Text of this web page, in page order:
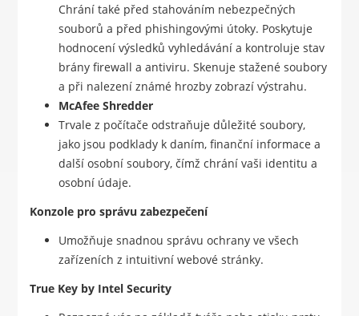
Chrání také před stahováním nebezpečných
souborů a před phishingovými útoky. Poskytuje
hodnocení výsledků vyhledávání a kontroluje stav
brány firewall a antiviru. Skenuje stažené soubory
a při nalezení známé hrozby zobrazí výstrahu.
McAfee Shredder
Trvale z počítače odstraňuje důležité soubory,
jako jsou podklady k daním, finanční informace a
další osobní soubory, čímž chrání vaši identitu a
osobní údaje.
Konzole pro správu zabezpečení
Umožňuje snadnou správu ochrany ve všech
zařízeních z intuitivní webové stránky.
True Key by Intel Security